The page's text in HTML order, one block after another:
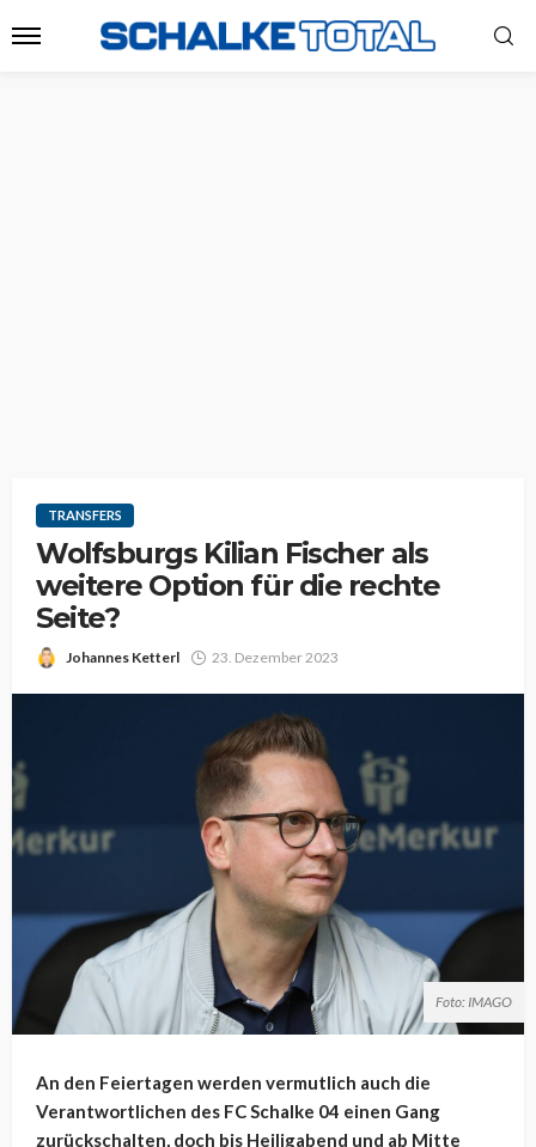
TRANSFERS
Wolfsburgs Kilian Fischer als
weitere Option für die rechte
Seite?
Johannes Ketterl 23. Dezember 2023
Foto: IMAGO
An den Feiertagen werden vermutlich auch die
Verantwortlichen des FC Schalke 04 einen Gang
zurückschalten, doch bis Heiligabend und ab Mitte